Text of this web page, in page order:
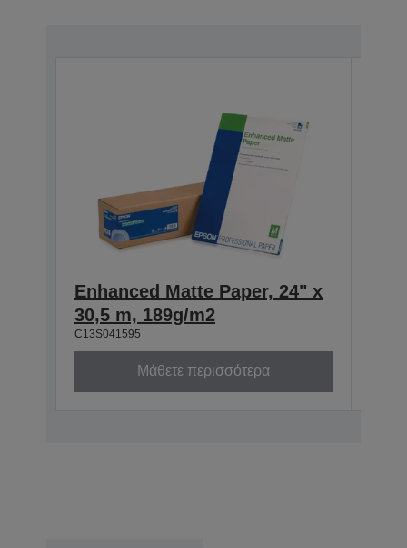
Enhanced Matte Paper, 24" x
30,5 m, 189g/m2
C13S041595
Μάθετε περισσότερα